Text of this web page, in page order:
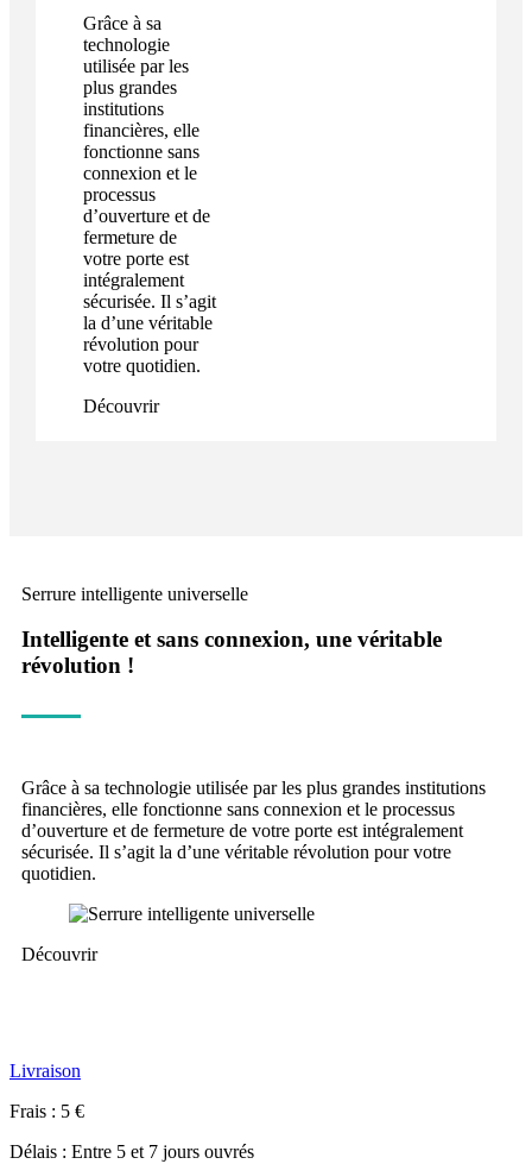
Grâce à sa
technologie
utilisée par les
plus grandes
institutions
financières, elle
fonctionne sans
connexion et le
processus
d’ouverture et de
fermeture de
votre porte est
intégralement
sécurisée. Il s’agit
la d’une véritable
révolution pour
votre quotidien.
Découvrir
Serrure intelligente universelle
Intelligente et sans connexion, une véritable
révolution !
Grâce à sa technologie utilisée par les plus grandes institutions
financières, elle fonctionne sans connexion et le processus
d’ouverture et de fermeture de votre porte est intégralement
sécurisée. Il s’agit la d’une véritable révolution pour votre
quotidien.
Découvrir
Livraison
Frais : 5 €
Délais : Entre 5 et 7 jours ouvrés